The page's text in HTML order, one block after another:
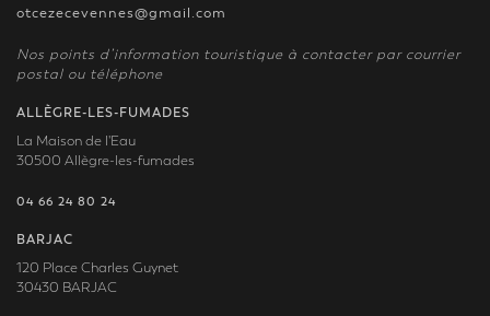
otcezecevennes@gmail.com
Nos points d’information touristique à contacter par courrier
postal ou téléphone
ALLÈGRE-LES-FUMADES
La Maison de l'Eau
30500 Allègre-les-fumades
04 66 24 80 24
BARJAC
120 Place Charles Guynet
30430 BARJAC